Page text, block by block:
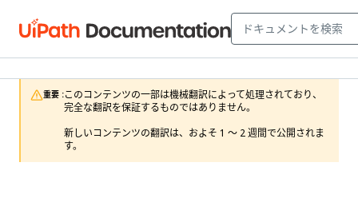
重要 :このコンテンツの一部は機械翻訳によって処理されており、
完全な翻訳を保証するものではありません。
新しいコンテンツの翻訳は、およそ 1 ～ 2 週間で公開されま
す。